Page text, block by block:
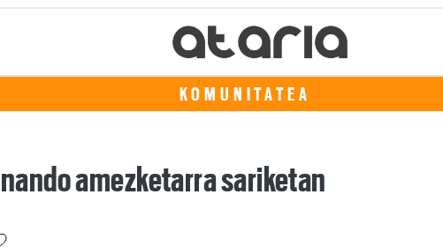
KOMUNITATEA
amezketarra sariketan